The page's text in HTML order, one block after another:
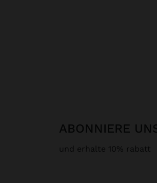
ABONNIERE
und erhalte 10% rabatt